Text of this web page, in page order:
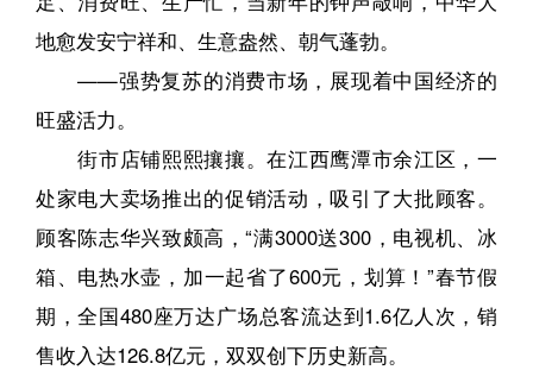
地愈发安宁祥和、生意盎然、朝气蓬勃。
——强势复苏的消费市场，展现着中国经济的
旺盛活力。
街市店铺熙熙攘攘。在江西鹰潭市余江区，一
处家电大卖场推出的促销活动，吸引了大批顾客。
顾客陈志华兴致颇高，“满3000送300，电视机、冰
箱、电热水壶，加一起省了600元，划算！”春节假
期，全国480座万达广场总客流达到1.6亿人次，销
售收入达126.8亿元，双双创下历史新高。